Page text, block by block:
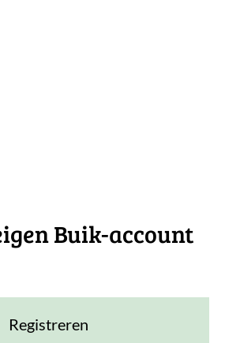
Buik-account
Registreren